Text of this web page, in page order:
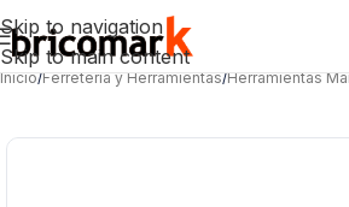
Skip to navigation
Skip to main content
Inicio/Ferretería y Herramientas/Herramientas